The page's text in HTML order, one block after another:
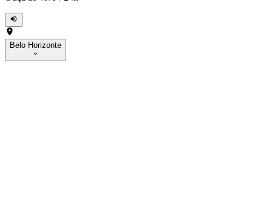
Belo Horizonte